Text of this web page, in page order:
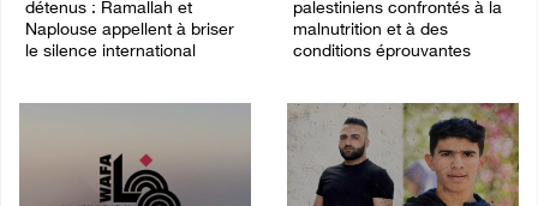
détenus : Ramallah et
Naplouse appellent à briser
le silence international
palestiniens confrontés à la
malnutrition et à des
conditions éprouvantes